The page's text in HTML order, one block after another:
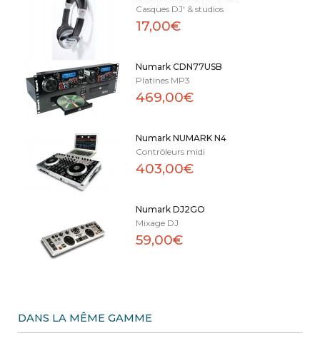
Casques DJ' & studios
17,00€
Numark CDN77USB
Platines MP3
469,00€
Numark NUMARK N4
Contrôleurs midi
403,00€
Numark DJ2GO
Mixage DJ
59,00€
DANS LA MÊME GAMME